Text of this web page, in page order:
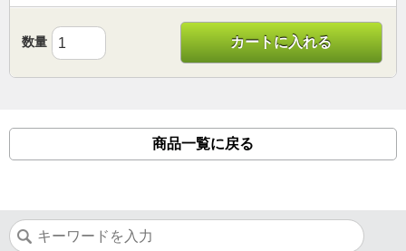
数量 カートに入れる
商品一覧に戻る